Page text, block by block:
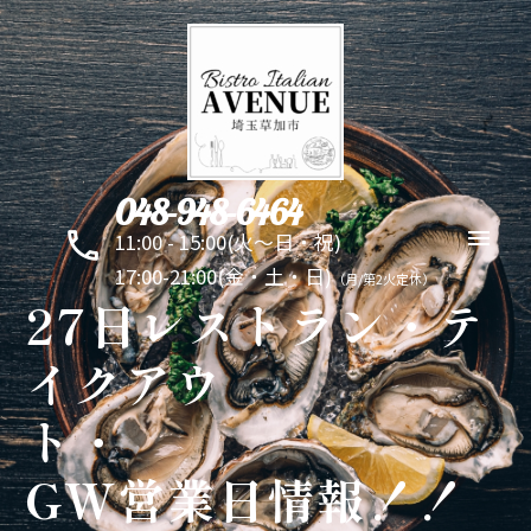
048-948-6464
11:00 - 15:00(火～日・祝)
17:00-21:00(金・土・日)（月/第2火定休）
27日レストラン・テ
イクアウ
GW営業日情報！！